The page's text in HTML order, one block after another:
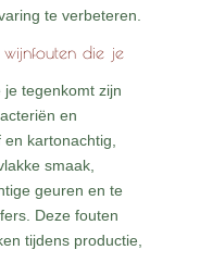
te verbeteren.
die je
tegenkomt zijn
en
kartonachtig,
smaak,
geuren en te
Deze fouten
tijdens productie,